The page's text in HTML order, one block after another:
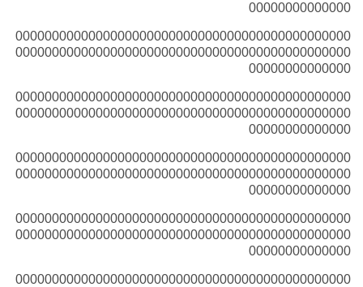
00000000000000
0000000000000000000000000000000000000000000000
0000000000000000000000000000000000000000000000
00000000000000
0000000000000000000000000000000000000000000000
0000000000000000000000000000000000000000000000
00000000000000
0000000000000000000000000000000000000000000000
0000000000000000000000000000000000000000000000
00000000000000
0000000000000000000000000000000000000000000000
0000000000000000000000000000000000000000000000
00000000000000
0000000000000000000000000000000000000000000000